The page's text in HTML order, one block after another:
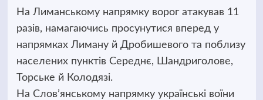
На Лиманському напрямку ворог атакував 11
разів, намагаючись просунутися вперед у
напрямках Лиману й Дробишевого та поблизу
населених пунктів Середнє, Шандриголове,
Торське й Колодязі.
На Слов’янському напрямку українські воїни